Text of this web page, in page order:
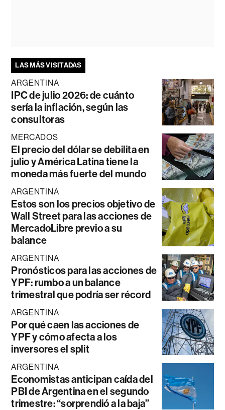
LAS MÁS VISITADAS
ARGENTINA
IPC de julio 2026: de cuánto
sería la inflación, según las
consultoras
MERCADOS
El precio del dólar se debilita en
julio y América Latina tiene la
moneda más fuerte del mundo
ARGENTINA
Estos son los precios objetivo de
Wall Street para las acciones de
MercadoLibre previo a su
balance
ARGENTINA
Pronósticos para las acciones de
YPF: rumbo a un balance
trimestral que podría ser récord
ARGENTINA
Por qué caen las acciones de
YPF y cómo afecta a los
inversores el split
ARGENTINA
Economistas anticipan caída del
PBI de Argentina en el segundo
trimestre: “sorprendió a la baja”